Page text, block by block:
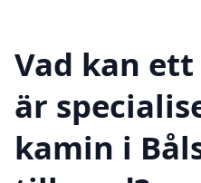
Vad kan
är
kamin i